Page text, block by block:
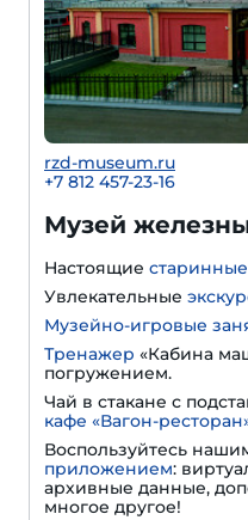
rzd-museum.ru
+7 812 457-23-16
Музей
Настоящие
Увлекательные
Музейно-игровые
Тренажер «Кабина
погружением.
Чай в стакане с
кафе «Вагон-
Воспользуйтесь
приложением:
архивные данные,
многое другое!